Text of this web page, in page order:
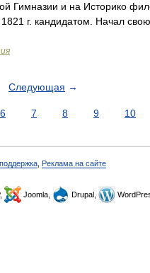
Гимназии и на Историко
г. кандидатом. Начал
Следующая →
6 7 8 9 10
Реклама на сайте
Joomla, Drupal,